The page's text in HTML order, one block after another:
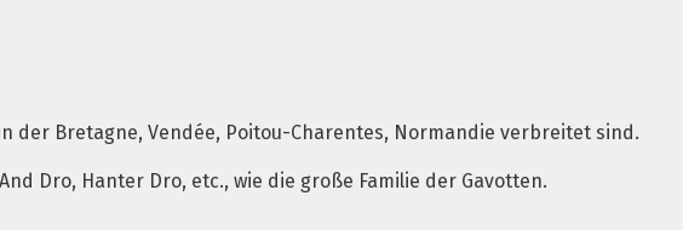
der Bretagne, Vendée, Poitou-Charentes, Normandie verbreitet sind.
Dro, Hanter Dro, etc., wie die große Familie der Gavotten.